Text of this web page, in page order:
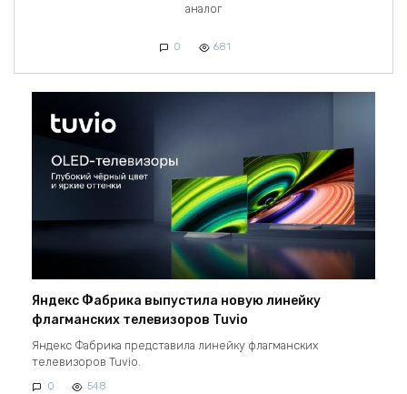
аналог
0 681
Яндекс Фабрика выпустила новую линейку
флагманских телевизоров Tuvio
Яндекс Фабрика представила линейку флагманских
телевизоров Tuvio.
0 548